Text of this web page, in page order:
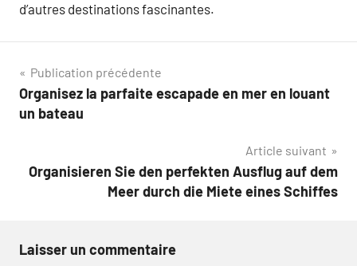
d’autres destinations fascinantes.
Navigation
de
Publication précédente
Organisez la parfaite escapade en mer en louant
un bateau
Article suivant
Organisieren Sie den perfekten Ausflug auf dem
Meer durch die Miete eines Schiffes
Laisser un commentaire